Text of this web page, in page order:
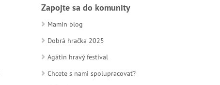
Zapojte sa do komunity
Mamin blog
Dobrá hračka 2025
Agátin hravý festival
Chcete s nami spolupracovať?